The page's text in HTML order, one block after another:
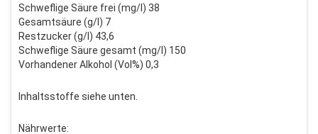
Schweflige Säure frei (mg/l) 38
Gesamtsäure (g/l) 7
Restzucker (g/l) 43,6
Schweflige Säure gesamt (mg/l) 150
Vorhandener Alkohol (Vol%) 0,3
Inhaltsstoffe siehe unten.
Nährwerte: